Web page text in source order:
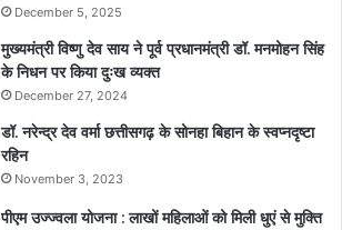
December 5, 2025
मुख्यमंत्री विष्णु देव साय ने पूर्व प्रधानमंत्री डॉ. मनमोहन सिंह
के निधन पर किया दुःख व्यक्त
December 27, 2024
डॉ. नरेन्द्र देव वर्मा छत्तीसगढ़ के सोनहा बिहान के स्वप्नदृष्टा
रहिन
November 3, 2023
पीएम उज्ज्वला योजना : लाखों महिलाओं को मिली धुएं से मुक्ति